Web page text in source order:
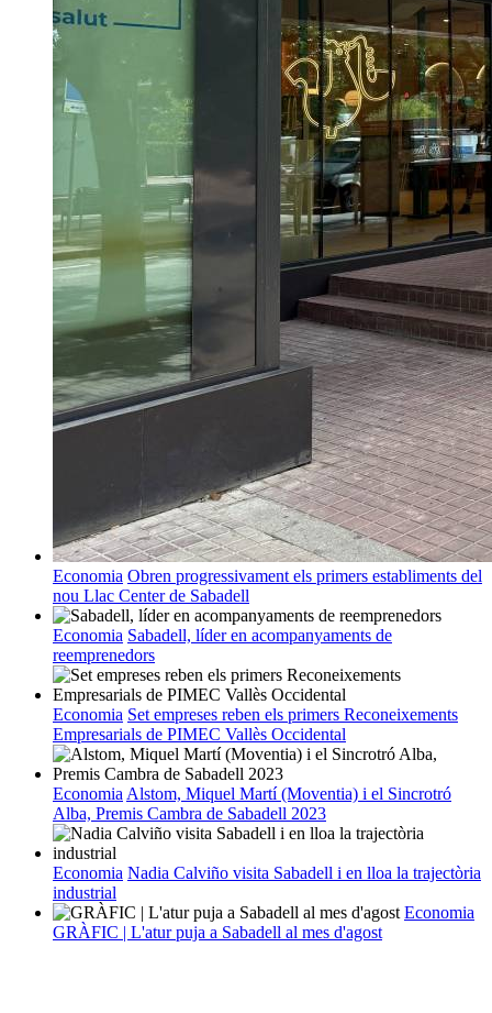
Economia Obren progressivament els primers establiments del
nou Llac Center de Sabadell
Economia Sabadell, líder en acompanyaments de
reemprenedors
Economia Set empreses reben els primers Reconeixements
Empresarials de PIMEC Vallès Occidental
Economia Alstom, Miquel Martí (Moventia) i el Sincrotró
Alba, Premis Cambra de Sabadell 2023
Economia Nadia Calviño visita Sabadell i en lloa la trajectòria
industrial
Economia
GRÀFIC | L'atur puja a Sabadell al mes d'agost